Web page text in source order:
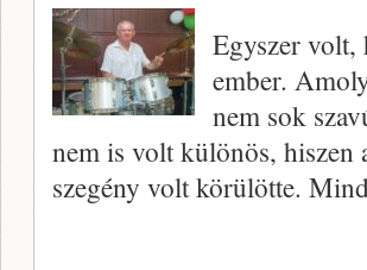
Egyszer volt,
ember.
nem sok
nem is volt különös, hiszen
szegény volt körülötte.